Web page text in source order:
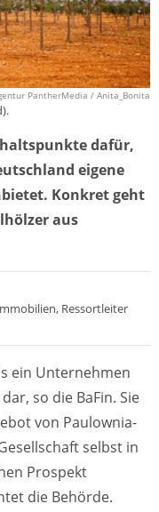
PantherMedia / Anita_Bonita
dafür,
eigene
Konkret geht
aus
Ressortleiter
ein Unternehmen
so die BaFin. Sie
von Paulownia-
selbst in
Prospekt
die Behörde.